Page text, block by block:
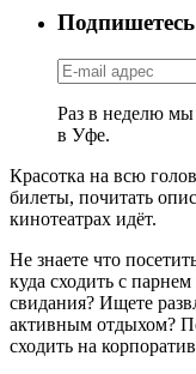
Раз в неделю мы
в Уфе.
Красотка на всю
билеты, почитать
кинотеатрах идёт.
Не знаете что
куда сходить с
свидания? Ищете
активным отдыхом?
сходить на